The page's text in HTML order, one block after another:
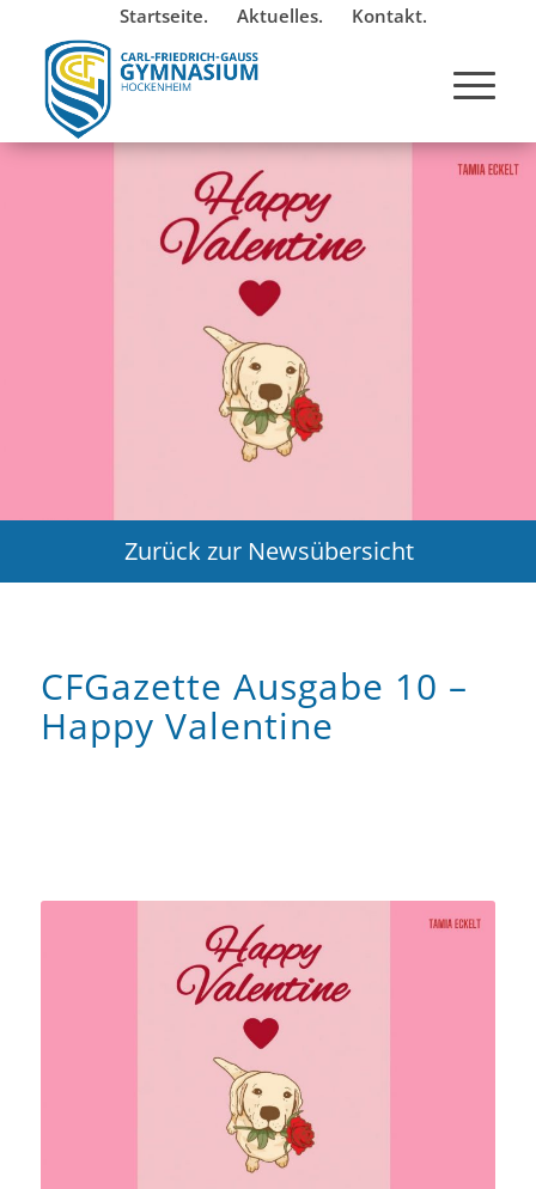
Startseite. Aktuelles. Kontakt.
Zurück zur Newsübersicht
CFGazette Ausgabe 10 –
Happy Valentine